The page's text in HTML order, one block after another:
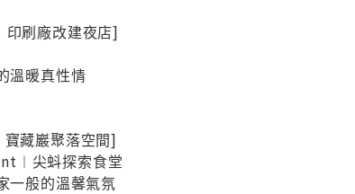
刷廠改建夜店]
溫暖真性情
藏巖聚落空間]
尖蚪探索食堂
一般的溫馨氣氛